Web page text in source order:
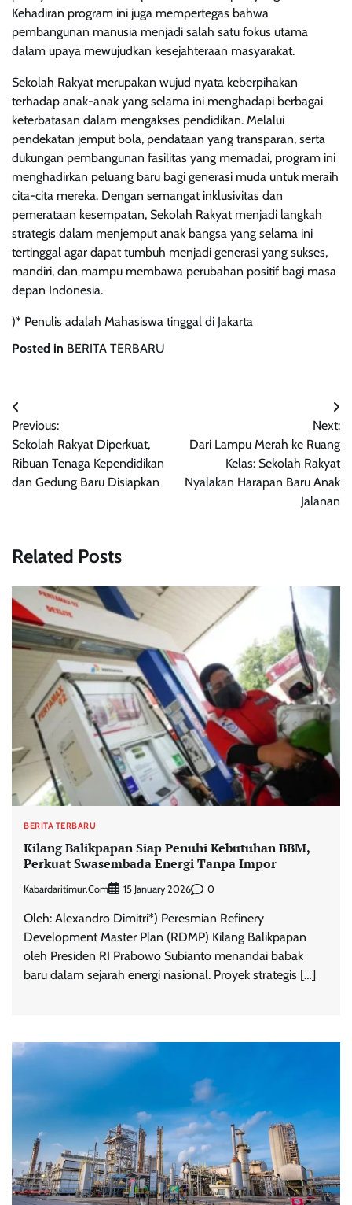
Kehadiran program ini juga mempertegas bahwa
pembangunan manusia menjadi salah satu fokus utama
dalam upaya mewujudkan kesejahteraan masyarakat.
Sekolah Rakyat merupakan wujud nyata keberpihakan
terhadap anak-anak yang selama ini menghadapi berbagai
keterbatasan dalam mengakses pendidikan. Melalui
pendekatan jemput bola, pendataan yang transparan, serta
dukungan pembangunan fasilitas yang memadai, program ini
menghadirkan peluang baru bagi generasi muda untuk meraih
cita-cita mereka. Dengan semangat inklusivitas dan
pemerataan kesempatan, Sekolah Rakyat menjadi langkah
strategis dalam menjemput anak bangsa yang selama ini
tertinggal agar dapat tumbuh menjadi generasi yang sukses,
mandiri, dan mampu membawa perubahan positif bagi masa
depan Indonesia.
)* Penulis adalah Mahasiswa tinggal di Jakarta
Posted in BERITA TERBARU
Post
navigation
Previous:
Sekolah Rakyat Diperkuat,
Ribuan Tenaga Kependidikan
dan Gedung Baru Disiapkan
Next:
Dari Lampu Merah ke Ruang
Kelas: Sekolah Rakyat
Nyalakan Harapan Baru Anak
Jalanan
Related Posts
BERITA TERBARU
Kilang Balikpapan Siap Penuhi Kebutuhan BBM,
Perkuat Swasembada Energi Tanpa Impor
Kabardaritimur.com 15 January 2026 0
Oleh: Alexandro Dimitri*) Peresmian Refinery
Development Master Plan (RDMP) Kilang Balikpapan
oleh Presiden RI Prabowo Subianto menandai babak
baru dalam sejarah energi nasional. Proyek strategis […]